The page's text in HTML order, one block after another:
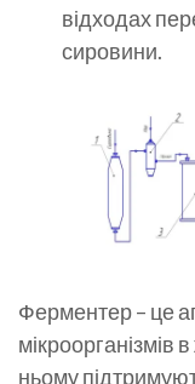
відходах
сировини.
Ферментер – це
ньому